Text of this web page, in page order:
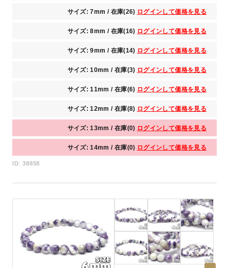
サイズ: 7mm / 在庫(26) ログインして価格を見る
サイズ: 8mm / 在庫(16) ログインして価格を見る
サイズ: 9mm / 在庫(14) ログインして価格を見る
サイズ: 10mm / 在庫(3) ログインして価格を見る
サイズ: 11mm / 在庫(6) ログインして価格を見る
サイズ: 12mm / 在庫(8) ログインして価格を見る
サイズ: 13mm / 在庫(0) ログインして価格を見る
サイズ: 14mm / 在庫(0) ログインして価格を見る
ID: 38858